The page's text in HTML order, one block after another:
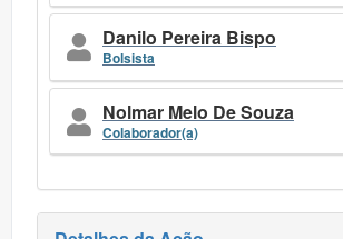
Danilo Pereira Bispo
Bolsista
Nolmar Melo De Souza
Colaborador(a)